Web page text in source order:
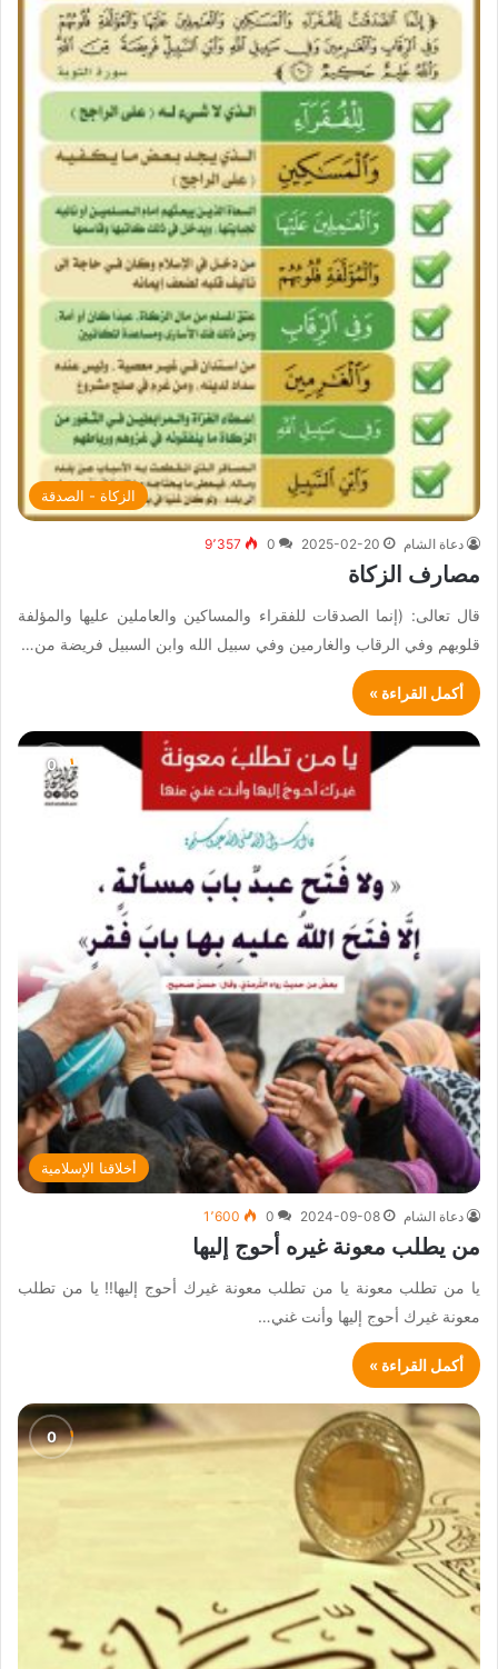
الزكاة - الصدقة
دعاة الشام 2025-02-20
0 9٬357
مصارف الزكاة
قال تعالى: (إنما الصدقات للفقراء والمساكين والعاملين عليها والمؤلفة
قلوبهم وفي الرقاب والغارمين وفي سبيل الله وابن السبيل فريضة من…
أكمل القراءة »
أخلاقنا الإسلامية
دعاة الشام 2024-09-08
0 1٬600
من يطلب معونة غيره أحوج إليها
يا من تطلب معونة يا من تطلب معونة غيرك أحوج إليها!! يا من تطلب
معونة غيرك أحوج إليها وأنت غني…
أكمل القراءة »